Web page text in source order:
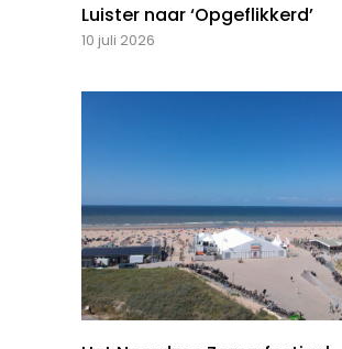
Luister naar ‘Opgeflikkerd’
10 juli 2026